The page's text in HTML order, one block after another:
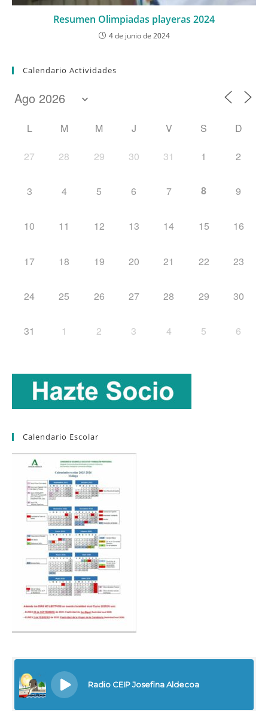
Resumen Olimpiadas playeras 2024
4 de junio de 2024
Calendario Actividades
L M M J V S D
27 28 29 30 31 1 2
3 4 5 6 7 8 9
10 11 12 13 14 15 16
17 18 19 20 21 22 23
24 25 26 27 28 29 30
31 1 2 3 4 5 6
Calendario Escolar